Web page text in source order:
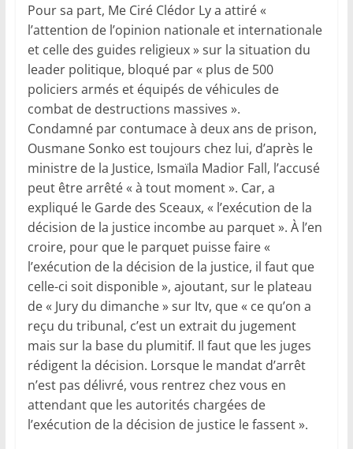
Pour sa part, Me Ciré Clédor Ly a attiré «
l’attention de l’opinion nationale et internationale
et celle des guides religieux » sur la situation du
leader politique, bloqué par « plus de 500
policiers armés et équipés de véhicules de
combat de destructions massives ».
Condamné par contumace à deux ans de prison,
Ousmane Sonko est toujours chez lui, d’après le
ministre de la Justice, Ismaïla Madior Fall, l’accusé
peut être arrêté « à tout moment ». Car, a
expliqué le Garde des Sceaux, « l’exécution de la
décision de la justice incombe au parquet ». À l’en
croire, pour que le parquet puisse faire «
l’exécution de la décision de la justice, il faut que
celle-ci soit disponible », ajoutant, sur le plateau
de « Jury du dimanche » sur Itv, que « ce qu’on a
reçu du tribunal, c’est un extrait du jugement
mais sur la base du plumitif. Il faut que les juges
rédigent la décision. Lorsque le mandat d’arrêt
n’est pas délivré, vous rentrez chez vous en
attendant que les autorités chargées de
l’exécution de la décision de justice le fassent ».